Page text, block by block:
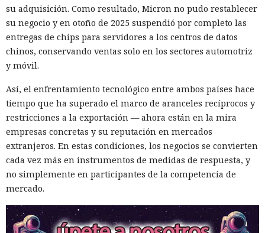
su adquisición. Como resultado, Micron no pudo restablecer
su negocio y en otoño de 2025 suspendió por completo las
entregas de chips para servidores a los centros de datos
chinos, conservando ventas solo en los sectores automotriz
y móvil.
Así, el enfrentamiento tecnológico entre ambos países hace
tiempo que ha superado el marco de aranceles recíprocos y
restricciones a la exportación — ahora están en la mira
empresas concretas y su reputación en mercados
extranjeros. En estas condiciones, los negocios se convierten
cada vez más en instrumentos de medidas de respuesta, y
no simplemente en participantes de la competencia de
mercado.